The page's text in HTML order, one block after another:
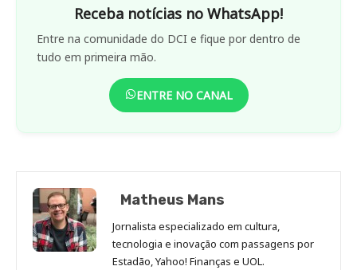
Receba notícias no WhatsApp!
Entre na comunidade do DCI e fique por dentro de
tudo em primeira mão.
ENTRE NO CANAL
Matheus Mans
Jornalista especializado em cultura,
tecnologia e inovação com passagens por
Estadão, Yahoo! Finanças e UOL.